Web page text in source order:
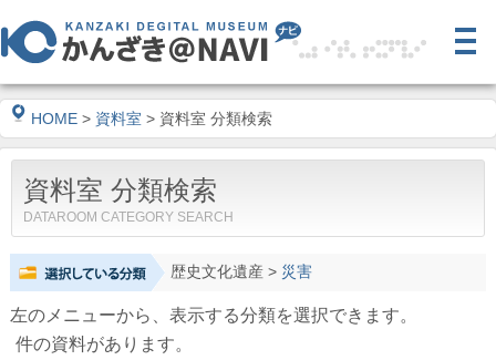
HOME > 資料室 > 資料室 分類検索
資料室 分類検索
DATAROOM CATEGORY SEARCH
歴史文化遺産> 災害
左のメニューから、表示する分類を選択できます。
件の資料があります。